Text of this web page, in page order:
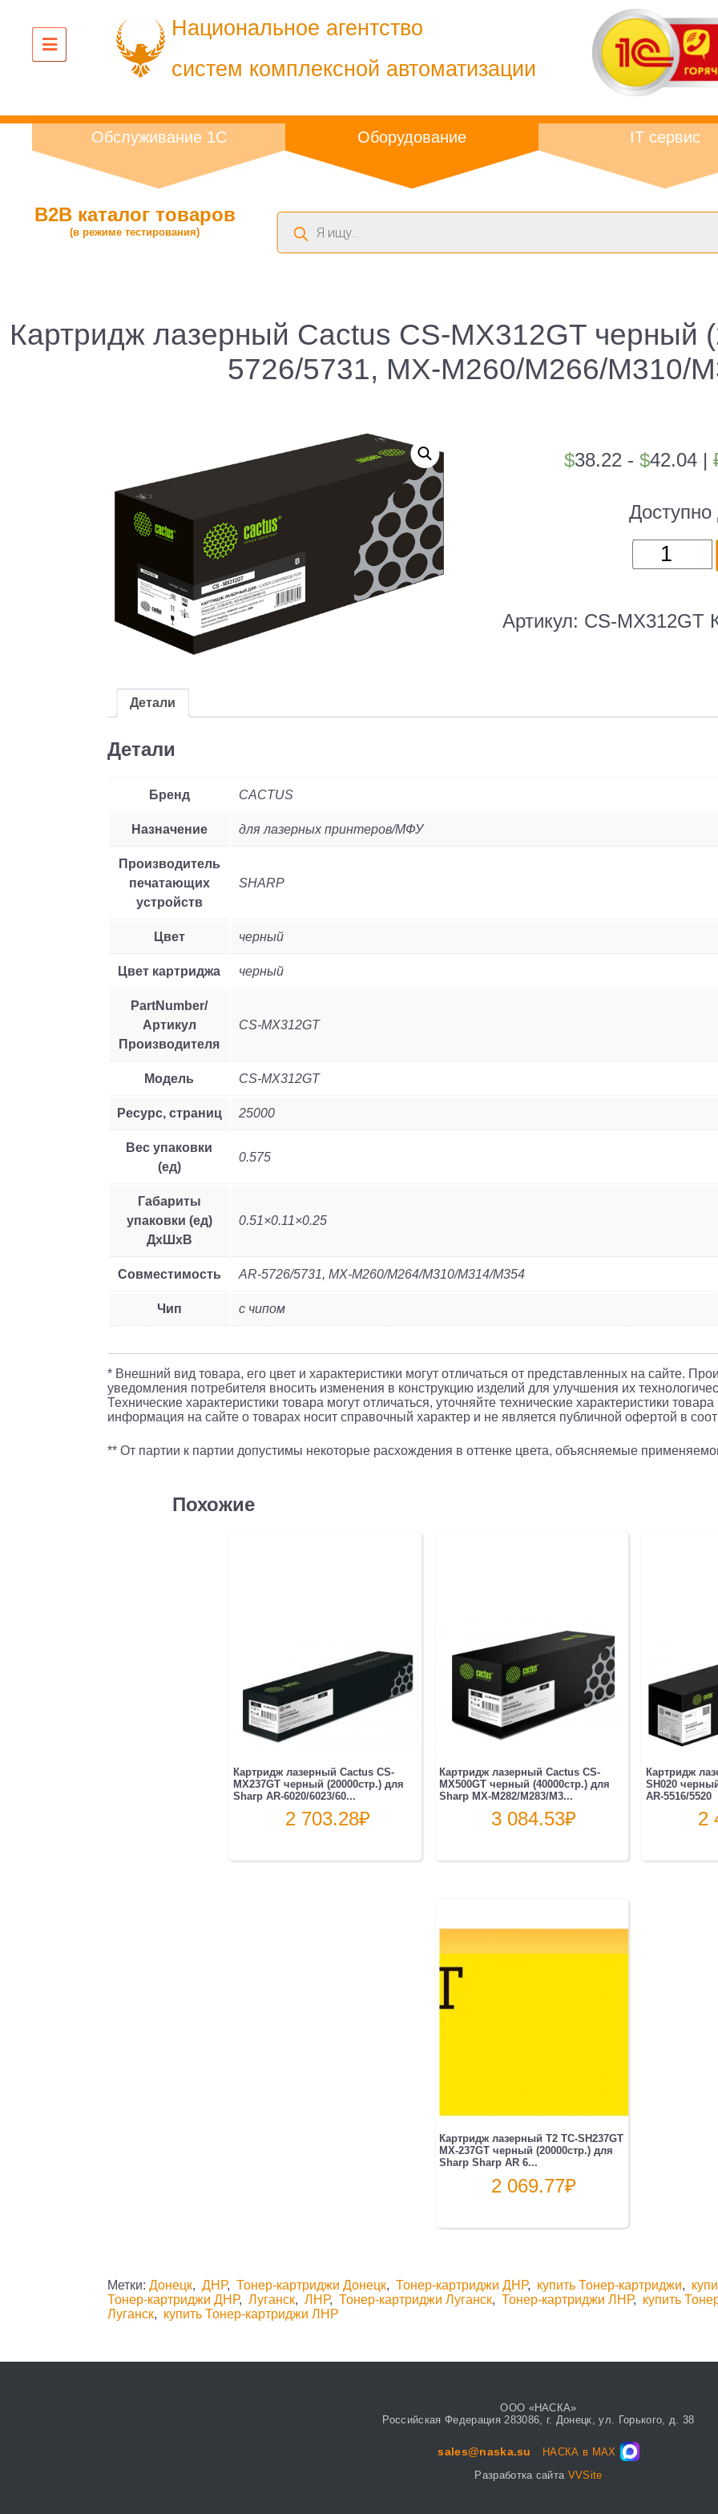
Национальное агентство
систем комплексной автоматизации
Обслуживание 1С Оборудование IT сервис
B2B каталог товаров
(в режиме тестирования)
Поиск
товаров
Картридж лазерный Cactus CS-MX312GT черный
5726/5731, MX-M260/M266/M310/
$38.22 - $42.04|
Доступно
товара
лазерный
Артикул: CS-MX312GT
Детали
Детали
Бренд CACTUS
Назначение для лазерных принтеров/МФУ
Производитель
печатающих
устройств
SHARP
Цвет черный
Цвет картриджа черный
PartNumber/
Артикул
Производителя
CS-MX312GT
Модель CS-MX312GT
Ресурс, страниц 25000
Вес упаковки
(ед)
0.575
Габариты
упаковки (ед)
ДхШхВ
0.51×0.11×0.25
Совместимость AR-5726/5731, MX-M260/M264/M310/M314/M354
Чип с чипом
* Внешний вид товара, его цвет и характеристики могут отличаться от представленных на сайте.
уведомления потребителя вносить изменения в конструкцию изделий для улучшения их
Технические характеристики товара могут отличаться, уточняйте технические характеристики
информация на сайте о товарах носит справочный характер и не является публичной офертой в
** От партии к партии допустимы некоторые расхождения в оттенке цвета, объясняемые
Похожие
Картридж лазерный Cactus CS-
MX237GT черный (20000стр.) для
Sharp AR-6020/6023/60...
2 703.28₽
Картридж лазерный Cactus CS-
MX500GT черный (40000стр.) для
Sharp MX-M282/M283/M3...
3 084.53₽
Картридж
SH020
AR-5516/5520
2
Картридж лазерный T2 TC-SH237GT
MX-237GT черный (20000стр.) для
Sharp Sharp AR 6...
2 069.77₽
Метки:Донецк,ДНР,Тонер-картриджи Донецк,Тонер-картриджи ДНР, купить Тонер-картриджи,
Тонер-картриджи ДНР,Луганск,ЛНР,Тонер-картриджи Луганск,Тонер-картриджи ЛНР, купить
Луганск, купить Тонер-картриджи ЛНР
ООО «НАСКА»
Российская Федерация 283086, г. Донецк, ул. Горького, д. 38
sales@naska.su
НАСКА в MAX
Разработка сайта VVSite